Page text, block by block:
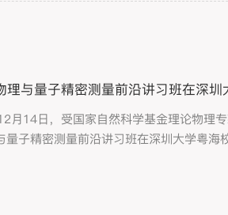
理与量子精密测量前沿讲习班在深圳
月14日，受国家自然科学基金理论物理
量子精密测量前沿讲习班在深圳大学粤